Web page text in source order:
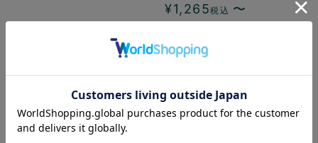
¥1,265税込 〜
詳細を見る